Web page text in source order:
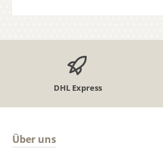
DHL Express
Über uns